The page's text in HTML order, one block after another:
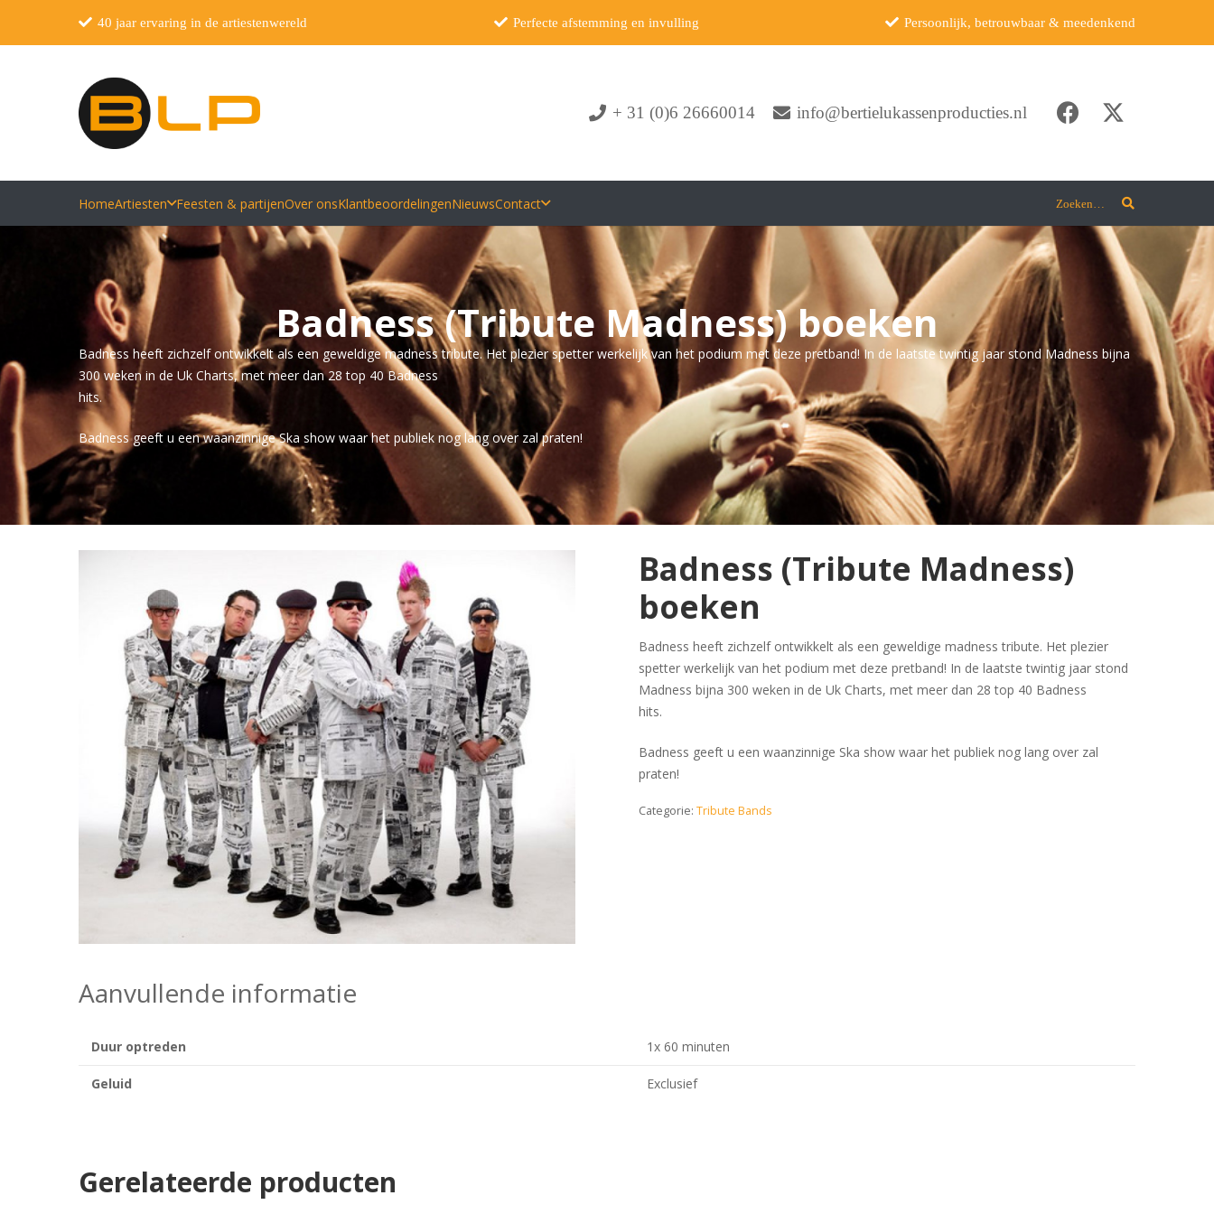
40 jaar ervaring in de artiestenwereld Perfecte afstemming en invulling Persoonlijk, betrouwbaar & meedenkend
+ 31 (0)6 26660014 info@bertielukassenproducties.nl
HomeArtiesten Feesten & partijenOver onsKlantbeoordelingenNieuwsContact Zoeken…
Badness (Tribute Madness) boeken
Badness heeft zichzelf ontwikkelt als een geweldige madness tribute. Het plezier spetter werkelijk van het podium met deze pretband! In de laatste twintig jaar stond Madness bijna
300 weken in de Uk Charts, met meer dan 28 top 40 Badness
hits.
Badness geeft u een waanzinnige Ska show waar het publiek nog lang over zal praten!
Badness (Tribute Madness)
boeken
Badness heeft zichzelf ontwikkelt als een geweldige madness tribute. Het plezier
spetter werkelijk van het podium met deze pretband! In de laatste twintig jaar stond
Madness bijna 300 weken in de Uk Charts, met meer dan 28 top 40 Badness
hits.
Badness geeft u een waanzinnige Ska show waar het publiek nog lang over zal
praten!
Categorie:Tribute Bands
Aanvullende informatie
Duur optreden 1x 60 minuten
Geluid Exclusief
Gerelateerde producten